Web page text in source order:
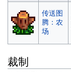
传送图
腾：农
场
裁制